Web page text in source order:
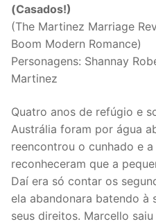
(Casados!)
(The Martinez Marriage
Boom Modern Romance)
Personagens: Shannay
Martinez
Quatro anos de refúgio e
Austrália foram por água
reencontrou o cunhado e
reconheceram que a
Daí era só contar os
ela abandonara batendo
seus direitos. Marcello